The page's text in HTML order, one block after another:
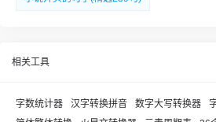
相关工具
字数统计器 汉字转换拼音 数字大写转换器